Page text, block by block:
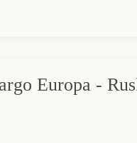
Europa -